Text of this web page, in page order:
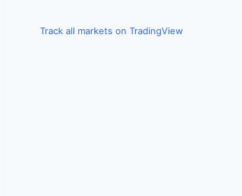
Track all markets on TradingView